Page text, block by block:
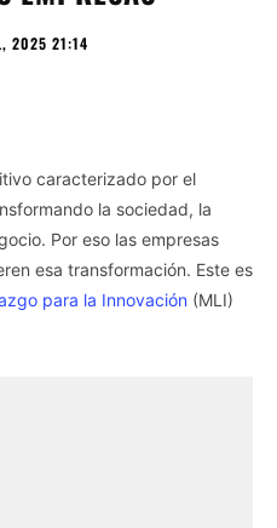
2025 21:14
caracterizado por el
la sociedad, la
Por eso las empresas
esa transformación. Este es
para la Innovación (MLI)